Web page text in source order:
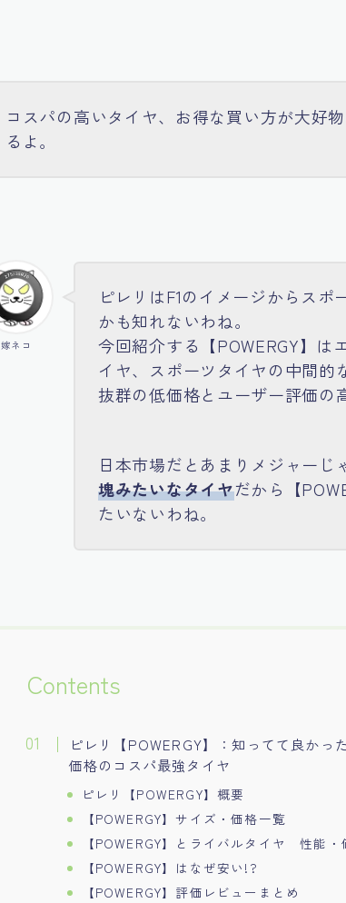
コスパの高いタイヤ、お得な買い方が大好
るよ。
嫁ネコ
ピレリはF1のイメージからス
かも知れないわね。
今回紹介する【POWERGY】は
イヤ、スポーツタイヤの中間的
抜群の低価格とユーザー評価の
日本市場だとあまりメジャーじ
塊みたいなタイヤだから【
たいないわね。
Contents
ピレリ【POWERGY】：知ってて良かっ
価格のコスパ最強タイヤ
ピレリ【POWERGY】概要
【POWERGY】サイズ・価格一覧
【POWERGY】とライバルタイヤ 性能・
【POWERGY】はなぜ安い!?
【POWERGY】評価レビューまとめ